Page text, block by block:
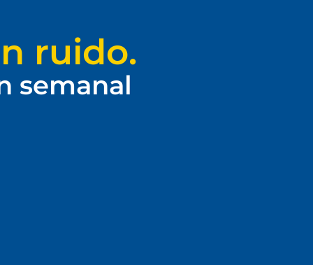
ruido.
semanal